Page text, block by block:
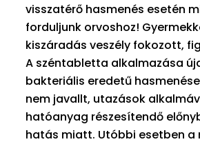
visszatérő hasmenés esetén
forduljunk orvoshoz!
kiszáradás veszély fokozott,
A széntabletta alkalmazása
bakteriális eredetű
nem javallt, utazások
hatóanyag részesítendő
hatás miatt. Utóbbi esetben a